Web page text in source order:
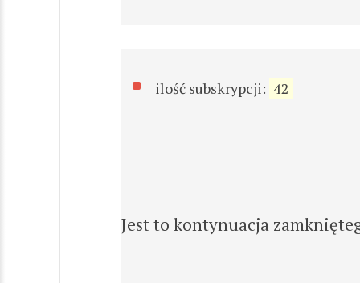
ilość subskrypcji: 42
Jest to kontynuacja